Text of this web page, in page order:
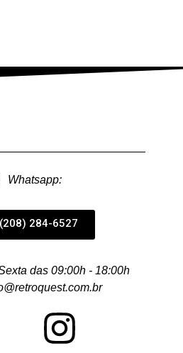
Whatsapp:
284-6527
das 09:00h - 18:00h